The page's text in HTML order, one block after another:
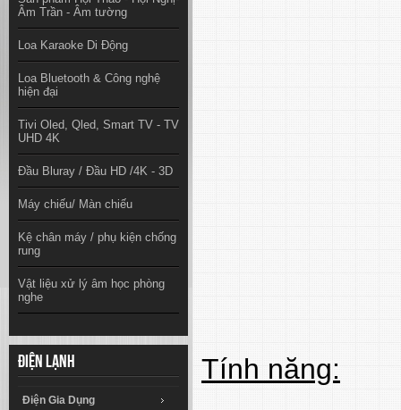
Âm Trần - Âm tường
Loa Karaoke Di Động
Loa Bluetooth & Công nghệ
hiện đại
Tivi Oled, Qled, Smart TV - TV
UHD 4K
Đầu Bluray / Đầu HD /4K - 3D
Máy chiếu/ Màn chiếu
Kệ chân máy / phụ kiện chống
rung
Vật liệu xử lý âm học phòng
nghe
Điện lạnh
Điện Gia Dụng
Tính năng: